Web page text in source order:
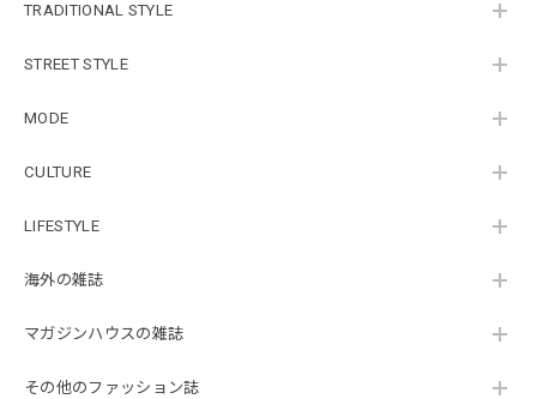
TRADITIONAL STYLE
STREET STYLE
MODE
CULTURE
LIFESTYLE
海外の雑誌
マガジンハウスの雑誌
その他のファッション誌